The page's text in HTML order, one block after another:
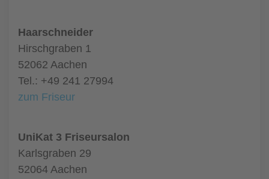
Haarschneider
Hirschgraben 1
52062 Aachen
Tel.: +49 241 27994
zum Friseur
UniKat 3 Friseursalon
Karlsgraben 29
52064 Aachen